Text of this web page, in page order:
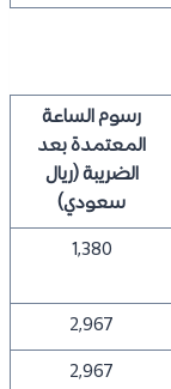
رسوم الساعة
المعتمدة بعد
الضريبة (ريال
سعودي)
1,380
2,967
2,967